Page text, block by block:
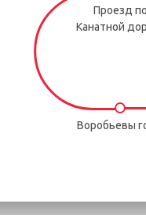
Проезд по
Канатной
Воробьевы